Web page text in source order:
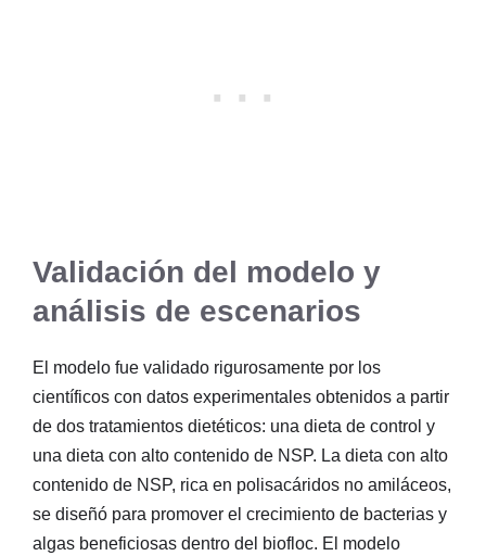
Validación del modelo y
análisis de escenarios
El modelo fue validado rigurosamente por los
científicos con datos experimentales obtenidos a partir
de dos tratamientos dietéticos: una dieta de control y
una dieta con alto contenido de NSP. La dieta con alto
contenido de NSP, rica en polisacáridos no amiláceos,
se diseñó para promover el crecimiento de bacterias y
algas beneficiosas dentro del biofloc. El modelo